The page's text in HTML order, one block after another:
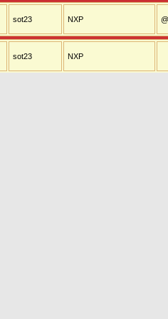
sot23 NXP
sot23 NXP